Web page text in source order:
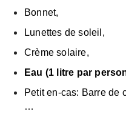
Bonnet,
Lunettes de soleil,
Crème solaire,
Eau (1 litre par
Petit en-cas: Barre de
…